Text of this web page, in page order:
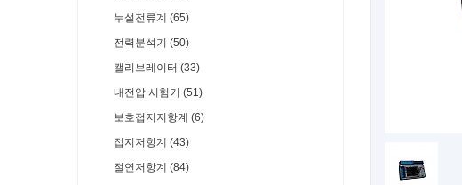
누설전류계 (65)
전력분석기 (50)
캘리브레이터 (33)
내전압 시험기 (51)
보호접지저항계 (6)
접지저항계 (43)
절연저항계 (84)